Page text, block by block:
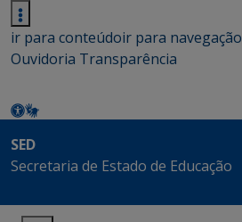
ir para conteúdoir para navegação
Ouvidoria Transparência
SED
Secretaria de Estado de Educação